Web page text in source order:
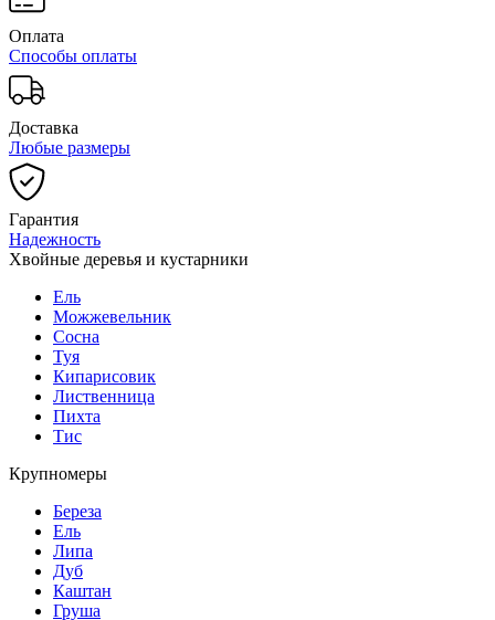
Оплата
Способы оплаты
Доставка
Любые размеры
Гарантия
Надежность
Хвойные деревья и кустарники
Ель
Можжевельник
Сосна
Туя
Кипарисовик
Лиственница
Пихта
Тис
Крупномеры
Береза
Ель
Липа
Дуб
Каштан
Груша